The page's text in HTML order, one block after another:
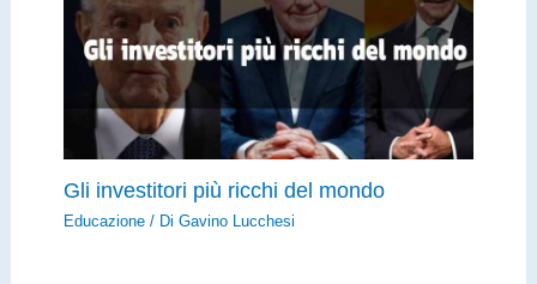
Gli investitori più ricchi del mondo
Educazione/ Di Gavino Lucchesi